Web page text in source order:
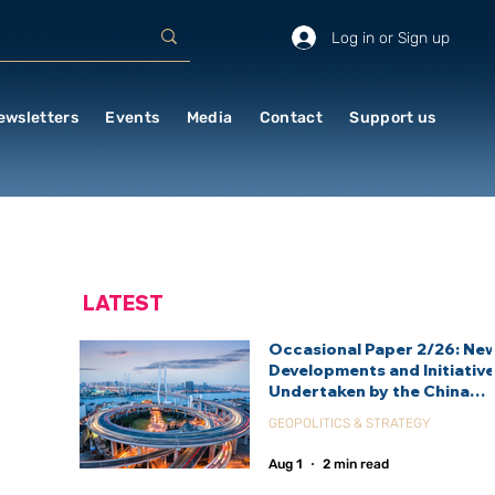
Log in or Sign up
Events Media Contact Support us
Occasional Paper 2/26:
Developments and
Undertaken by the China
Agency (CIDCA)
GEOPOLITICS & STRATEGY
Aug 1 2 min read
LATEST